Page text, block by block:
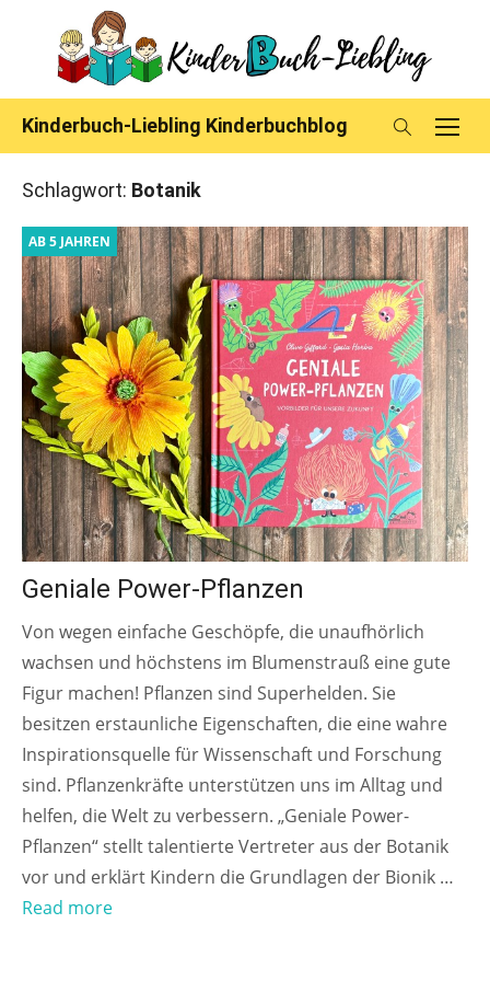
content
Kinderbuch-Liebling Kinderbuchblog
Schlagwort: Botanik
AB 5 JAHREN
Geniale Power-Pflanzen
Von wegen einfache Geschöpfe, die unaufhörlich
wachsen und höchstens im Blumenstrauß eine gute
Figur machen! Pflanzen sind Superhelden. Sie
besitzen erstaunliche Eigenschaften, die eine wahre
Inspirationsquelle für Wissenschaft und Forschung
sind. Pflanzenkräfte unterstützen uns im Alltag und
helfen, die Welt zu verbessern. „Geniale Power-
Pflanzen“ stellt talentierte Vertreter aus der Botanik
vor und erklärt Kindern die Grundlagen der Bionik …
Read more